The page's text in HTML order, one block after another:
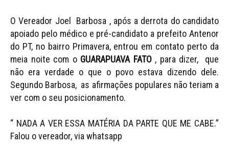
O Vereador Joel Barbosa , após a derrota do candidato
apoiado pelo médico e pré-candidato a prefeito Antenor
do PT, no bairro Primavera, entrou em contato perto da
meia noite com o GUARAPUAVA FATO, para dizer, que
não era verdade o que o povo estava dizendo dele.
Segundo Barbosa, as afirmações populares não teriam a
ver com o seu posicionamento.
“ NADA A VER ESSA MATÉRIA DA PARTE QUE ME CABE.”
Falou o vereador, via whatsapp